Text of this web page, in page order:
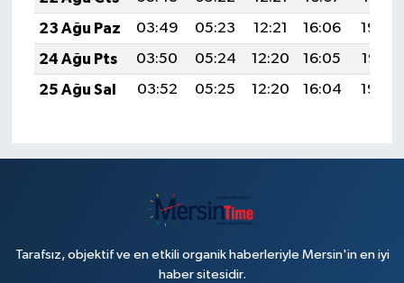
23 Ağu Paz
03:49 05:23 12:21 16:06
19:08
24 Ağu Pts
03:50 05:24 12:20 16:05
19:07
25 Ağu Sal
03:52 05:25 12:20 16:04 19:05
Tarafsız, objektif ve en etkili organik haberleriyle Mersin'in en iyi
haber sitesidir.